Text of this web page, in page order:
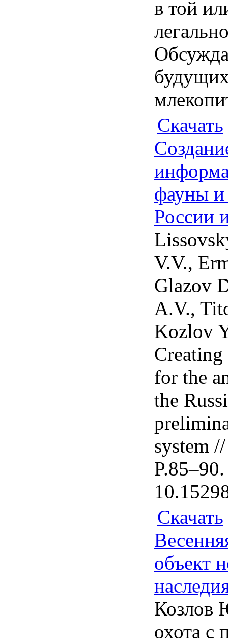
в той
Скачать
фауны и
России
V.V.,
Glazov
A.V.,
Kozlov
for the
the
system
Скачать
объект
Козлов
охота с